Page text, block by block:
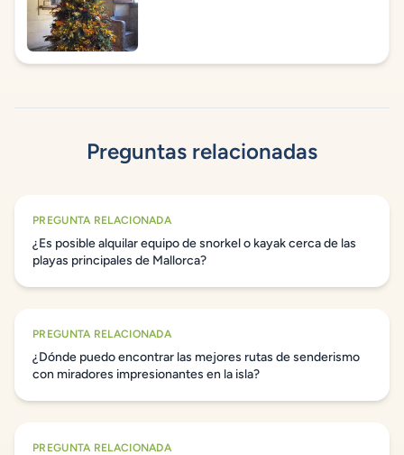
Preguntas relacionadas
PREGUNTA RELACIONADA
¿Es posible alquilar equipo de snorkel o kayak cerca de las
playas principales de Mallorca?
PREGUNTA RELACIONADA
¿Dónde puedo encontrar las mejores rutas de senderismo
con miradores impresionantes en la isla?
PREGUNTA RELACIONADA